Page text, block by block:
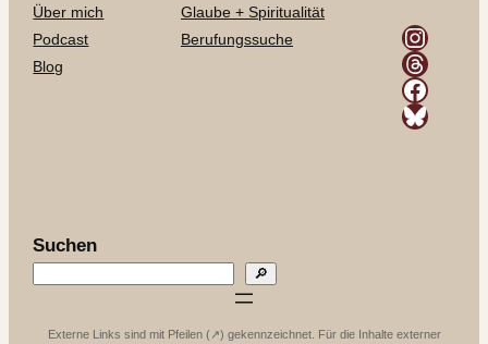
Über mich
Podcast
Blog
Glaube + Spiritualität
Berufungssuche
Instagram
Threads
Facebook
Bluesky
Suchen
🔎
Externe Links sind mit Pfeilen (↗️) gekennzeichnet. Für die Inhalte externer